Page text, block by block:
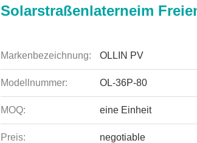
Solarstraßenlaterneim
Markenbezeichnung: OLLIN PV
Modellnummer: OL-36P-80
MOQ: eine Einheit
Preis: negotiable